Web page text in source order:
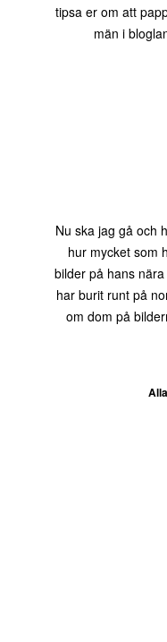
tipsa er om att
män i
Nu ska jag gå och
hur mycket som
bilder på hans
har burit runt på
om dom på